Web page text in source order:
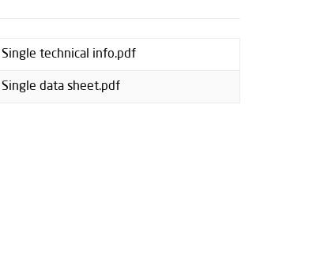
Single technical info.pdf
data sheet.pdf